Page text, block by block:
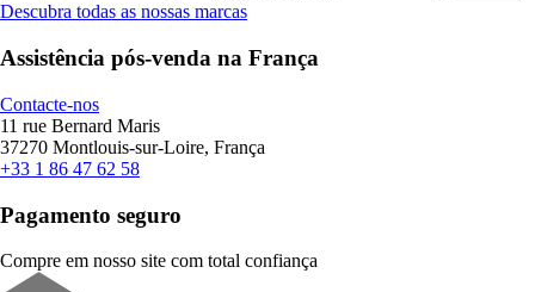
Descubra todas as nossas marcas
Assistência pós-venda na França
Contacte-nos
11 rue Bernard Maris
37270 Montlouis-sur-Loire, França
+33 1 86 47 62 58
Pagamento seguro
Compre em nosso site com total confiança